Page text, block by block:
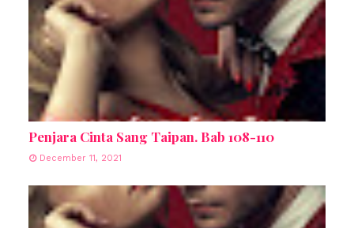
Penjara Cinta Sang Taipan. Bab 108-110
December 11, 2021